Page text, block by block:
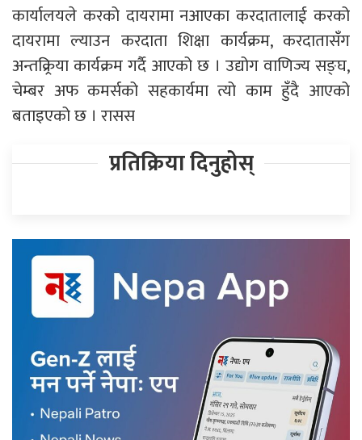
कार्यालयले करको दायरामा नआएका करदातालाई करको
दायरामा ल्याउन करदाता शिक्षा कार्यक्रम, करदातासँग
अन्तक्र्रिया कार्यक्रम गर्दै आएको छ । उद्योग वाणिज्य सङ्घ,
चेम्बर अफ कमर्सको सहकार्यमा त्यो काम हुँदै आएको
बताइएको छ । रासस
प्रतिक्रिया दिनुहोस्